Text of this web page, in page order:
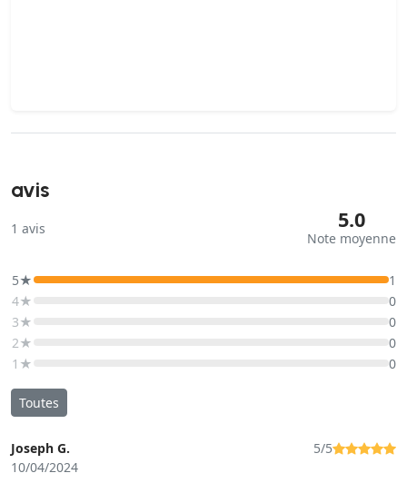
avis
1 avis 5.0
Note moyenne
5★
1
4★
0
3★
0
2★
0
1★
0
Toutes
Joseph G.
10/04/2024
5/5